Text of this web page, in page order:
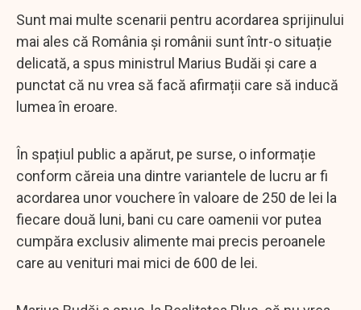
Sunt mai multe scenarii pentru acordarea sprijinului
mai ales că România și românii sunt într-o situație
delicată, a spus ministrul Marius Budăi și care a
punctat că nu vrea să facă afirmații care să inducă
lumea în eroare.
În spațiul public a apărut, pe surse, o informație
conform căreia una dintre variantele de lucru ar fi
acordarea unor vouchere în valoare de 250 de lei la
fiecare două luni, bani cu care oamenii vor putea
cumpăra exclusiv alimente mai precis peroanele
care au venituri mai mici de 600 de lei.